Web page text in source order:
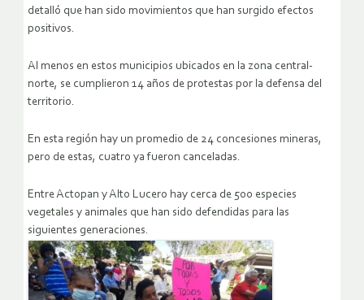
detalló que han sido movimientos que han surgido efectos
positivos.
Al menos en estos municipios ubicados en la zona central-
norte, se cumplieron 14 años de protestas por la defensa del
territorio.
En esta región hay un promedio de 24 concesiones mineras,
pero de estas, cuatro ya fueron canceladas.
Entre Actopan y Alto Lucero hay cerca de 500 especies
vegetales y animales que han sido defendidas para las
siguientes generaciones.